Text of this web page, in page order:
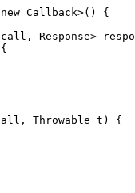
Callback>() {
Response>
Throwable t) {